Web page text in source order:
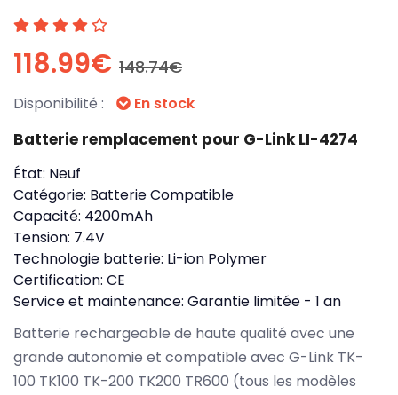
118.99€ 148.74€
Disponibilité : En stock
Batterie remplacement pour G-Link LI-4274
État: Neuf
Catégorie: Batterie Compatible
Capacité: 4200mAh
Tension: 7.4V
Technologie batterie: Li-ion Polymer
Certification: CE
Service et maintenance: Garantie limitée - 1 an
Batterie rechargeable de haute qualité avec une
grande autonomie et compatible avec G-Link TK-
100 TK100 TK-200 TK200 TR600 (tous les modèles